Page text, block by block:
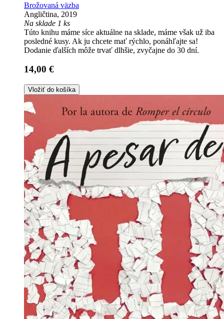
Brožovaná väzba
Angličtina, 2019
Na sklade 1 ks
Túto knihu máme síce aktuálne na sklade, máme však už iba
posledné kusy. Ak ju chcete mať rýchlo, ponáhľajte sa!
Dodanie ďalších môže trvať dlhšie, zvyčajne do 30 dní.
14,00 €
Vložiť do košíka